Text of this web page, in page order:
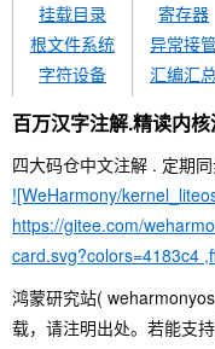
挂载目录
根文件系统
字符设备
文件句柄
管道文件
寄存器
异常接
汇编汇总
中断概
中断管
百万汉字注解.精读内
四大码仓中文注解 . 定期
![WeHarmony/
https://gitee.com/
card.svg?colors=4183c4
鸿蒙研究站(
载，请注明出处。若能支